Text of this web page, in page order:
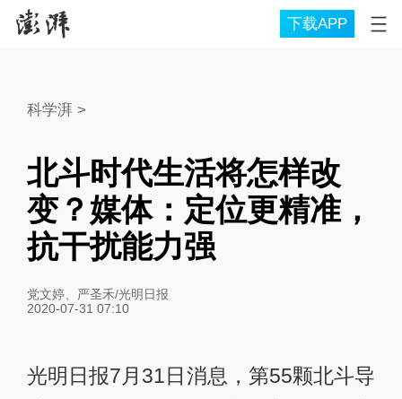
下载APP
科学湃 >
北斗时代生活将怎样改
变？媒体：定位更精准，
抗干扰能力强
党文婷、严圣禾/光明日报
2020-07-31 07:10
光明日报7月31日消息，第55颗北斗导